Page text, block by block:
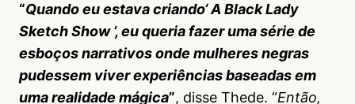
“Quando eu estava criando‘ A Black Lady
Sketch Show ’, eu queria fazer uma série de
esboços narrativos onde mulheres negras
pudessem viver experiências baseadas em
uma realidade mágica”, disse Thede. “Então,